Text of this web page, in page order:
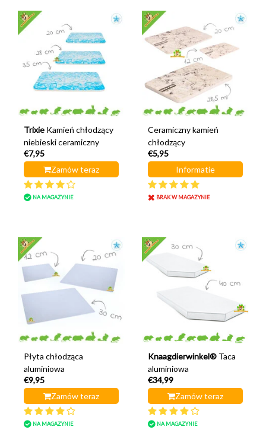
Trixie Kamień chłodzący
niebieski ceramiczny
€7,95
Zamów teraz
NA MAGAZYNIE
Ceramiczny kamień
chłodzący
€5,95
Informatie
BRAK W MAGAZYNIE
Płyta chłodząca
aluminiowa
€9,95
Zamów teraz
NA MAGAZYNIE
Knaagdierwinkel® Taca
aluminiowa
€34,99
Zamów teraz
NA MAGAZYNIE